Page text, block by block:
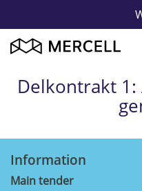
Delkontrakt
Information
Main tender